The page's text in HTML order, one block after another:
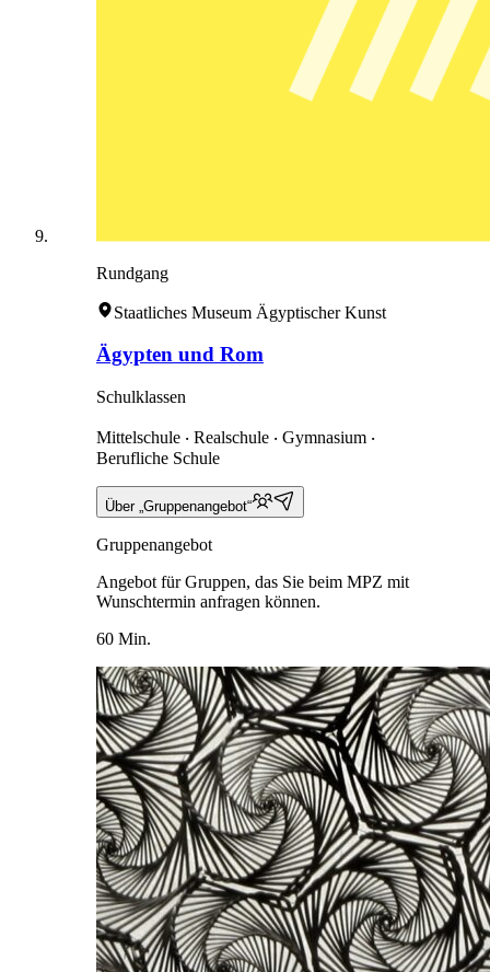
Rundgang
Staatliches Museum Ägyptischer Kunst
Ägypten und Rom
Schulklassen
Mittelschule ‧ Realschule ‧ Gymnasium ‧
Berufliche Schule
Über „Gruppenangebot“
Gruppenangebot
Angebot für Gruppen, das Sie beim MPZ mit
Wunschtermin anfragen können.
60 Min.